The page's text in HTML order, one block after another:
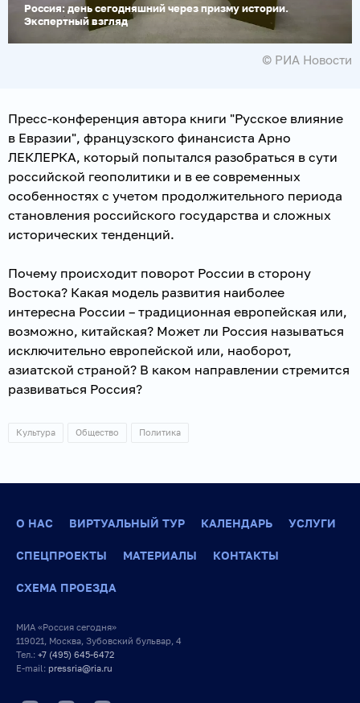
Россия: день сегодняшний через призму истории.
Экспертный взгляд
© РИА Новости
Пресс-конференция автора книги "Русское влияние
в Евразии", французского финансиста Арно
ЛЕКЛЕРКА, который попытался разобраться в сути
российской геополитики и в ее современных
особенностях с учетом продолжительного периода
становления российского государства и сложных
исторических тенденций.
Почему происходит поворот России в сторону
Востока? Какая модель развития наиболее
интересна России – традиционная европейская или,
возможно, китайская? Может ли Россия называться
исключительно европейской или, наоборот,
азиатской страной? В каком направлении стремится
развиваться Россия?
Культура Общество Политика
О НАС ВИРТУАЛЬНЫЙ ТУР КАЛЕНДАРЬ УСЛУГИ
СПЕЦПРОЕКТЫ МАТЕРИАЛЫ КОНТАКТЫ
СХЕМА ПРОЕЗДА
МИА «Россия сегодня»
119021, Москва, Зубовский бульвар, 4
Тел.: +7 (495) 645-6472
E-mail: pressria@ria.ru